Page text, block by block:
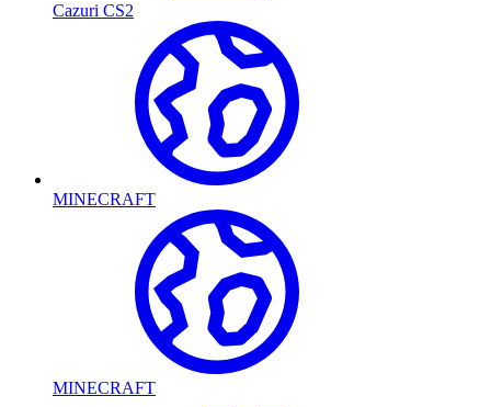
Cazuri CS2
MINECRAFT
MINECRAFT